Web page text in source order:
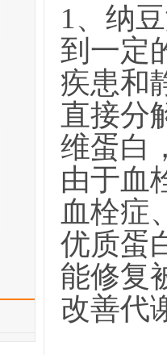
1、纳
到一定
疾患和
直接分
维蛋白
由于血
血栓症
优质蛋
能修复
改善代